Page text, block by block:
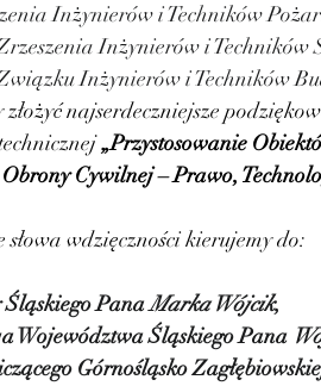
Inżynierów i Techników
Inżynierów i
Inżynierów i Techników
najserdeczniejsze
„Przystosowanie
Cywilnej – Prawo,
słowa wdzięczności kierujemy do:
Śląskiego Pana Marka Wójcik,
Województwa Śląskiego Pana
Górnośląsko